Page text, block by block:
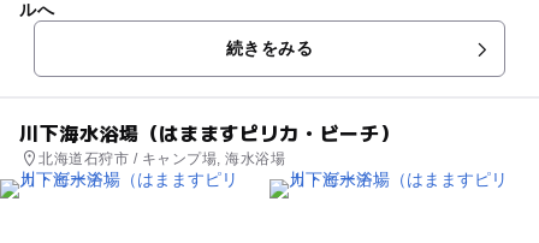
ルへ
続きをみる
川下海水浴場（はまますピリカ・ビーチ）
北海道石狩市 / キャンプ場, 海水浴場